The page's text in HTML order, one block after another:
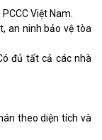
Việt Nam.
an ninh bảo vệ tòa
đủ tất cả các nhà
theo diện tích và